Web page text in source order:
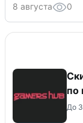
8 августа 0
по
До